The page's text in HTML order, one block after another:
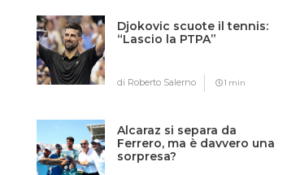
Djokovic scuote il tennis:
“Lascio la PTPA”
di Roberto Salerno 1 min
Alcaraz si separa da
Ferrero, ma è davvero una
sorpresa?